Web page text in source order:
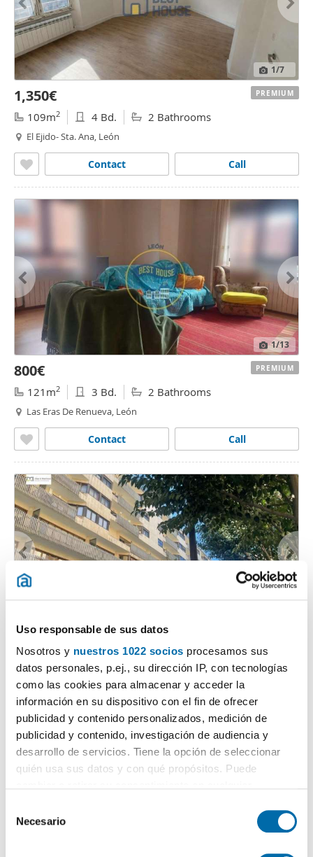
Uso responsable de sus datos
Nosotros y nuestros 1022 socios procesamos sus
datos personales, p.ej., su dirección IP, con tecnologías
como las cookies para almacenar y acceder la
información en su dispositivo con el fin de ofrecer
publicidad y contenido personalizados, medición de
publicidad y contenido, investigación de audiencia y
desarrollo de servicios. Tiene la opción de seleccionar
quién usa sus datos y con qué propósitos. Puede
el Menú de consentimiento.
Necesario
1/7
1,350€
109m2 4 Bd. 2 Bathrooms
El Ejido- Sta. Ana, León
Call
Contact
PREMIUM
1/13
800€
121m2 3 Bd. 2 Bathrooms
Las Eras De Renueva, León
Call
Contact
PREMIUM
1,300€
150m2 3 Bd. 2 Bathrooms
Centro Ciudad, León
Call
Contact